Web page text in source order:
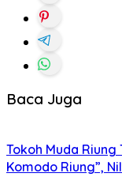
Baca Juga
Tokoh Muda
Komodo Riung”,